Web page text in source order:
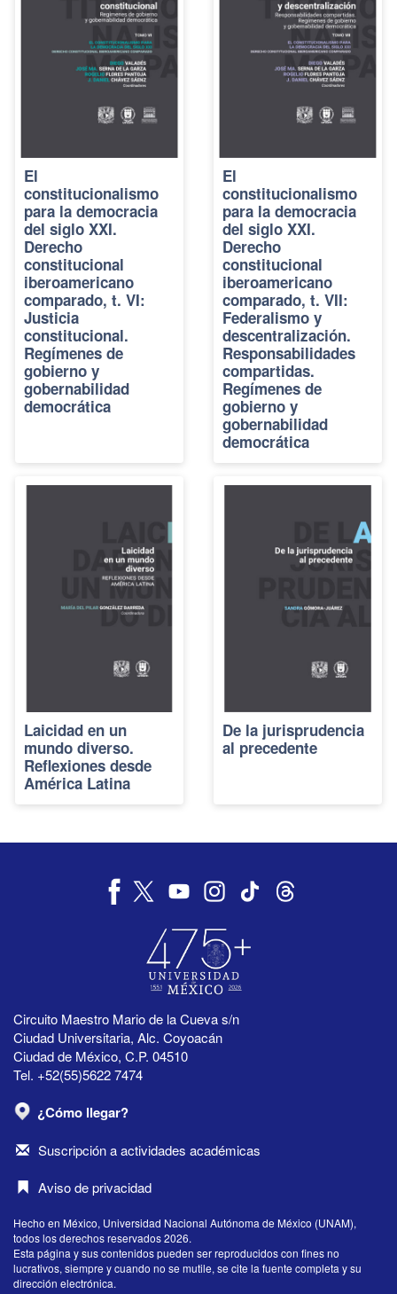
El
constitucionalismo
para la democracia
del siglo XXI.
Derecho
constitucional
iberoamericano
comparado, t. VI:
Justicia
constitucional.
Regímenes de
gobierno y
gobernabilidad
democrática
El
constitucionalismo
para la democracia
del siglo XXI.
Derecho
constitucional
iberoamericano
comparado, t. VII:
Federalismo y
descentralización.
Responsabilidades
compartidas.
Regímenes de
gobierno y
gobernabilidad
democrática
Laicidad en un
mundo diverso.
Reflexiones desde
América Latina
De la jurisprudencia
al precedente
Circuito Maestro Mario de la Cueva s/n
Ciudad Universitaria, Alc. Coyoacán
Ciudad de México, C.P. 04510
Tel. +52(55)5622 7474
¿Cómo llegar?
Suscripción a actividades académicas
Aviso de privacidad
Hecho en México, Universidad Nacional Autónoma de México (UNAM),
todos los derechos reservados 2026.
Esta página y sus contenidos pueden ser reproducidos con fines no
lucrativos, siempre y cuando no se mutile, se cite la fuente completa y su
dirección electrónica.